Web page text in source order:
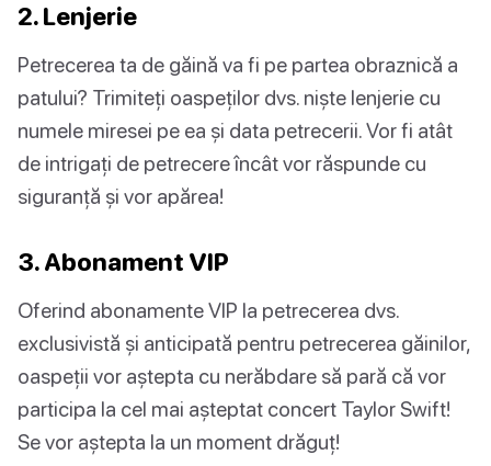
2. Lenjerie
Petrecerea ta de găină va fi pe partea obraznică a
patului? Trimiteți oaspeților dvs. niște lenjerie cu
numele miresei pe ea și data petrecerii. Vor fi atât
de intrigați de petrecere încât vor răspunde cu
siguranță și vor apărea!
3. Abonament VIP
Oferind abonamente VIP la petrecerea dvs.
exclusivistă și anticipată pentru petrecerea găinilor,
oaspeții vor aștepta cu nerăbdare să pară că vor
participa la cel mai așteptat concert Taylor Swift!
Se vor aștepta la un moment drăguț!